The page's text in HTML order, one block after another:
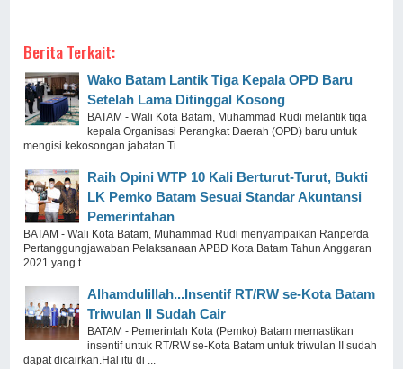
Berita Terkait:
Wako Batam Lantik Tiga Kepala OPD Baru
Setelah Lama Ditinggal Kosong
BATAM - Wali Kota Batam, Muhammad Rudi melantik tiga
kepala Organisasi Perangkat Daerah (OPD) baru untuk
mengisi kekosongan jabatan.Ti ...
Raih Opini WTP 10 Kali Berturut-Turut, Bukti
LK Pemko Batam Sesuai Standar Akuntansi
Pemerintahan
BATAM - Wali Kota Batam, Muhammad Rudi menyampaikan Ranperda
Pertanggungjawaban Pelaksanaan APBD Kota Batam Tahun Anggaran
2021 yang t ...
Alhamdulillah...Insentif RT/RW se-Kota Batam
Triwulan II Sudah Cair
BATAM - Pemerintah Kota (Pemko) Batam memastikan
insentif untuk RT/RW se-Kota Batam untuk triwulan II sudah
dapat dicairkan.Hal itu di ...